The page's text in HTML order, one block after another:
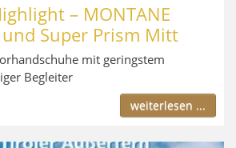
– MONTANE
Super Prism Mitt
mit geringstem
Begleiter
weiterlesen ...